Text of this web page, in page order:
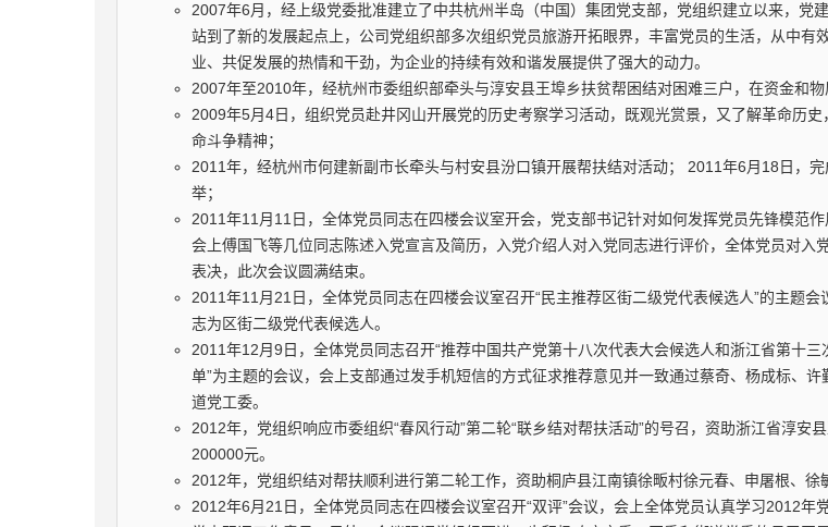
2007年6月，经上级党委批准建立了中共杭州半岛（中国）集团党支部，党组织建立以来，党
站到了新的发展起点上，公司党组织部多次组织党员旅游开拓眼界，丰富党员的生活，从中有
业、共促发展的热情和干劲，为企业的持续有效和谐发展提供了强大的动力。
2007年至2010年，经杭州市委组织部牵头与淳安县王埠乡扶贫帮困结对困难三户，在资金和物
2009年5月4日，组织党员赴井冈山开展党的历史考察学习活动，既观光赏景，又了解革命历
命斗争精神；
2011年，经杭州市何建新副市长牵头与村安县汾口镇开展帮扶结对活动； 2011年6月18日，
举；
2011年11月11日，全体党员同志在四楼会议室开会，党支部书记针对如何发挥党员先锋模范作
会上傅国飞等几位同志陈述入党宣言及简历，入党介绍人对入党同志进行评价，全体党员对入
表决，此次会议圆满结束。
2011年11月21日，全体党员同志在四楼会议室召开“民主推荐区街二级党代表候选人”的主题会
志为区街二级党代表候选人。
2011年12月9日，全体党员同志召开“推荐中国共产党第十八次代表大会候选人和浙江省第十三
单”为主题的会议，会上支部通过发手机短信的方式征求推荐意见并一致通过蔡奇、杨成标、
道党工委。
2012年，党组织响应市委组织“春风行动”第二轮“联乡结对帮扶活动”的号召，资助浙江省淳安
200000元。
2012年，党组织结对帮扶顺利进行第二轮工作，资助桐庐县江南镇徐畈村徐元春、申屠根、徐
2012年6月21日，全体党员同志在四楼会议室召开“双评”会议，会上全体党员认真学习2012年